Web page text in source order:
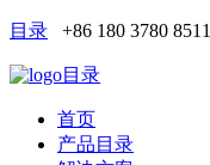
目录 +86 180 3780 8511
目录
首页
产品目录